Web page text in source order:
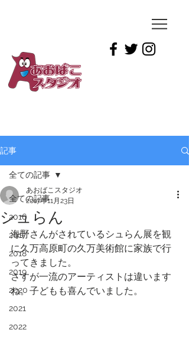
記事
全ての記事
2016
2017
2018
2019
2020
2021
2022
全ての記事
シュらん
あおばこスタジオ
2017年11月23日
海野さんがされているシュらん展を観
に久万高原町の久万美術館に家族で行
ってきました。
さすが一流のアーティストは違います
ね。子どもも喜んでいました。